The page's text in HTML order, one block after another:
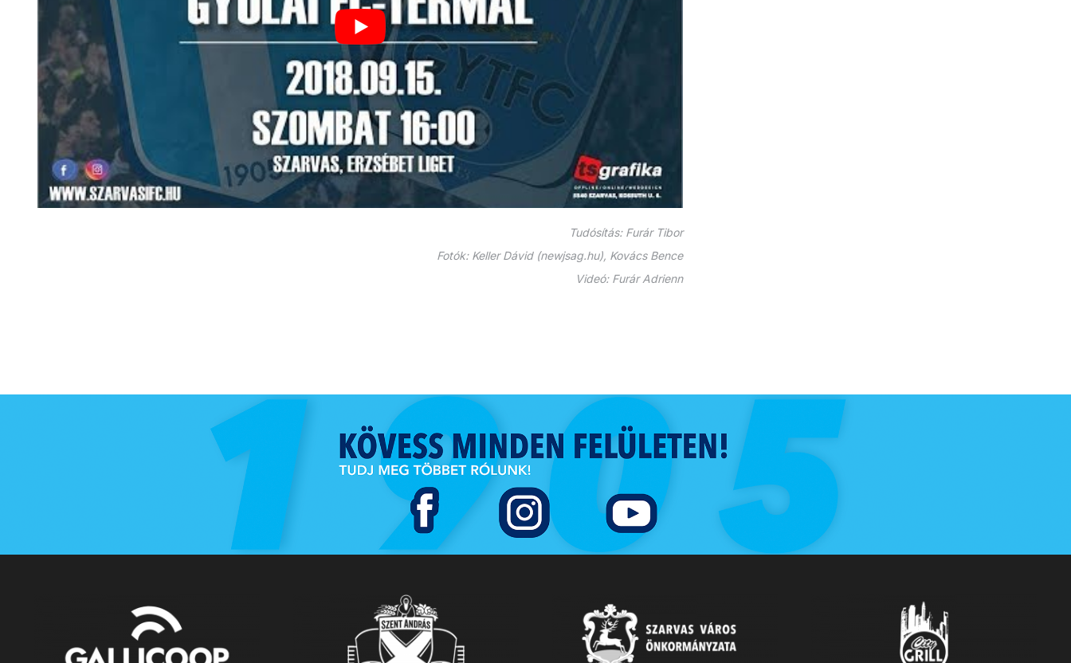
Tudósítás: Furár Tibor
Fotók: Keller Dávid (newjsag.hu), Kovács Bence
Videó: Furár Adrienn